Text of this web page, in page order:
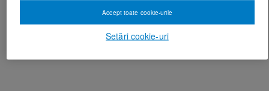
Setări cookie-uri
Accept toate cookie-urile